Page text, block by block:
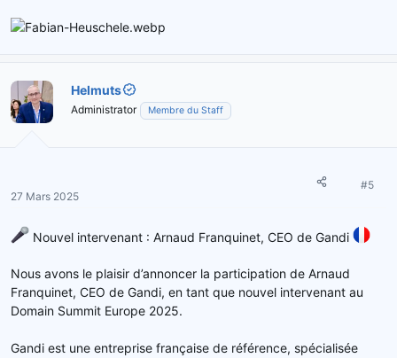
Helmuts
Administrator Membre du Staff
27 Mars 2025
#5
Nouvel intervenant : Arnaud Franquinet, CEO de Gandi
Nous avons le plaisir d’annoncer la participation de Arnaud
Franquinet, CEO de Gandi, en tant que nouvel intervenant au
Domain Summit Europe 2025.
Gandi est une entreprise française de référence, spécialisée